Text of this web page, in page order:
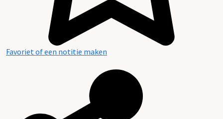
Favoriet of een notitie maken